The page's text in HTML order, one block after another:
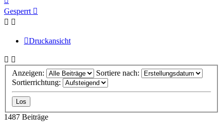
oben
Gesperrt
Druckansicht
Anzeigen:
Sortiere nach:
Sortierrichtung:
1487 Beiträge